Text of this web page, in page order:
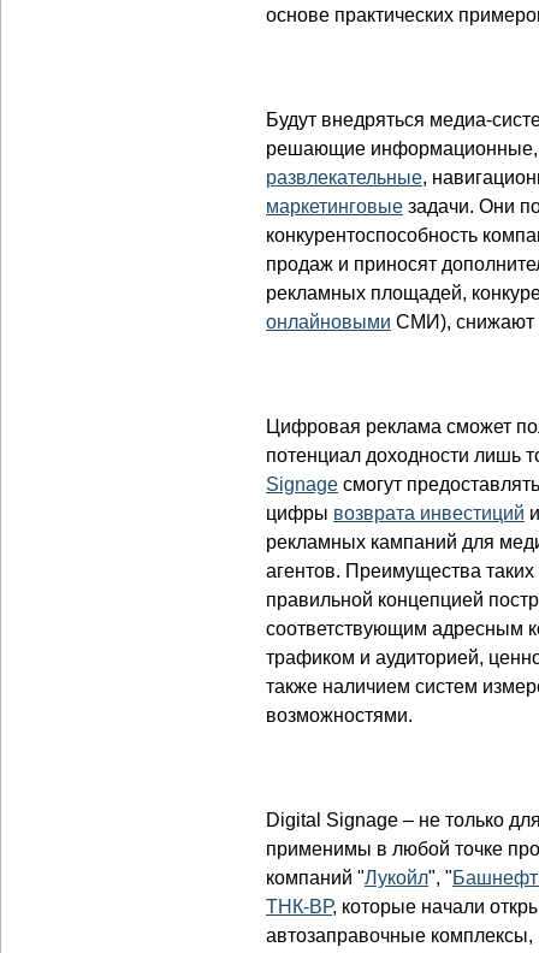
основе практических
Будут внедряться медиа-
решающие информационные,
развлекательные,
маркетинговые задачи. Они
конкурентоспособность
продаж и приносят
рекламных площадей,
онлайновыми СМИ), снижают
Цифровая реклама сможет
потенциал доходности лишь
Signage смогут
цифры возврата инвестиций
рекламных кампаний для
агентов. Преимущества
правильной концепцией
соответствующим адресным
трафиком и аудиторией,
также наличием систем
возможностями.
Digital Signage – не только
применимы в любой точке
компаний "Лукойл", "
ТНК-ВР, которые начали
автозаправочные